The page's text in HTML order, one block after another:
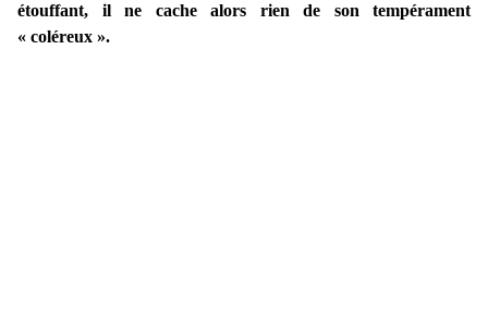
étouffant, il ne cache alors rien de son tempérament
« coléreux ».